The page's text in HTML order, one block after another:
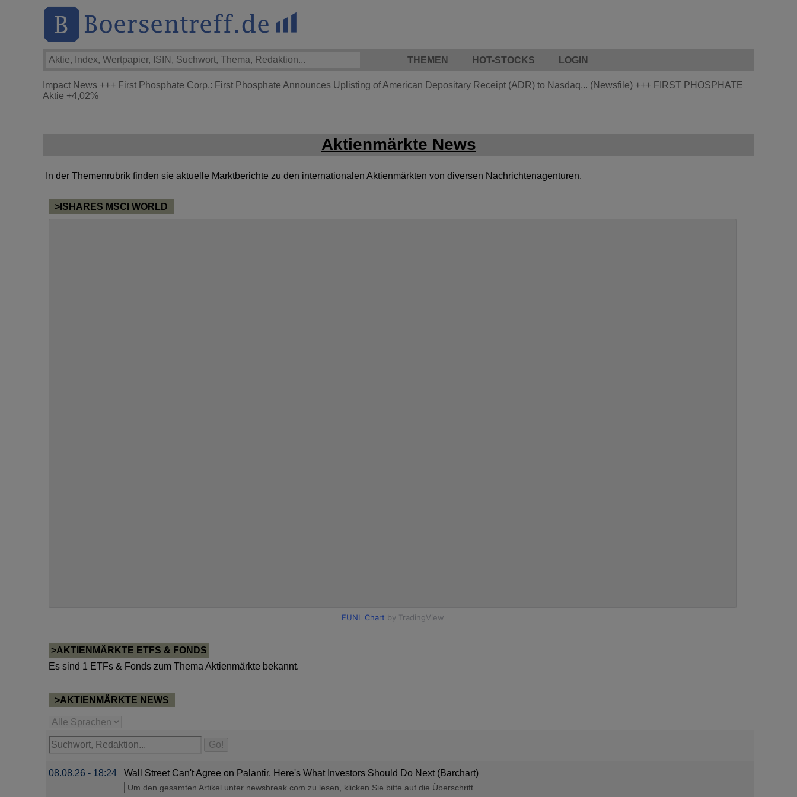
THEMEN HOT-STOCKS LOGIN
Impact News +++ First Phosphate Corp.: First Phosphate Announces Uplisting of American Depositary Receipt (ADR) to Nasdaq... (Newsfile) +++ FIRST PHOSPHATE
Aktie +4,02%
Aktienmärkte News
In der Themenrubrik finden sie aktuelle Marktberichte zu den internationalen Aktienmärkten von diversen Nachrichtenagenturen.
>ISHARES MSCI WORLD
>AKTIENMÄRKTE ETFS & FONDS
Es sind 1 ETFs & Fonds zum Thema Aktienmärkte bekannt.
>AKTIENMÄRKTE NEWS
08.08.26 - 18:24 Wall Street Can't Agree on Palantir. Here's What Investors Should Do Next (Barchart)
Um den gesamten Artikel unter newsbreak.com zu lesen, klicken Sie bitte auf die Überschrift...